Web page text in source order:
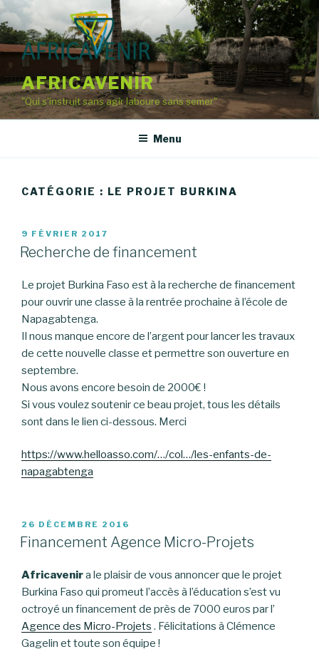
Aller
au
contenu
principal
AFRICAVENIR
"Qui s'instruit sans agir laboure sans semer"
Menu
CATÉGORIE : LE PROJET BURKINA
PUBLIÉ
LE
9 FÉVRIER 2017
Recherche de financement
Le projet Burkina Faso est à la recherche de financement
pour ouvrir une classe à la rentrée prochaine à l’école de
Napagabtenga.
Il nous manque encore de l’argent pour lancer les travaux
de cette nouvelle classe et permettre son ouverture en
septembre.
Nous avons encore besoin de 2000€ !
Si vous voulez soutenir ce beau projet, tous les détails
sont dans le lien ci-dessous. Merci
https://www.helloasso.com/…/col…/les-enfants-de-
napagabtenga
PUBLIÉ
LE
26 DÉCEMBRE 2016
Financement Agence Micro-Projets
Africavenira le plaisir de vous annoncer que le projet
Burkina Faso qui promeut l’accès à l’éducation s’est vu
octroyé un financement de près de 7000 euros par l’
Agence des Micro-Projets . Félicitations à Clémence
Gagelin et toute son équipe !